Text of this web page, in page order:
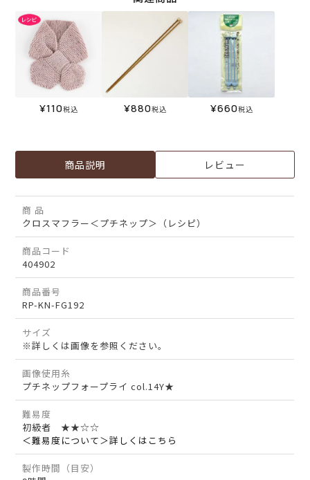
¥110税込 ¥880税込 ¥660税込
商品説明 レビュー
商 品
クロスマフラー＜プチネップ＞（レシピ）
商品コード
404902
商品番号
RP-KN-FG192
サイズ
※詳しくは画像を参照ください。
画像使用糸
プチネップフォープライ col.14Y★
難易度
初級者 ★★☆☆
＜難易度について＞詳しくはこちら
製作時間（目安）